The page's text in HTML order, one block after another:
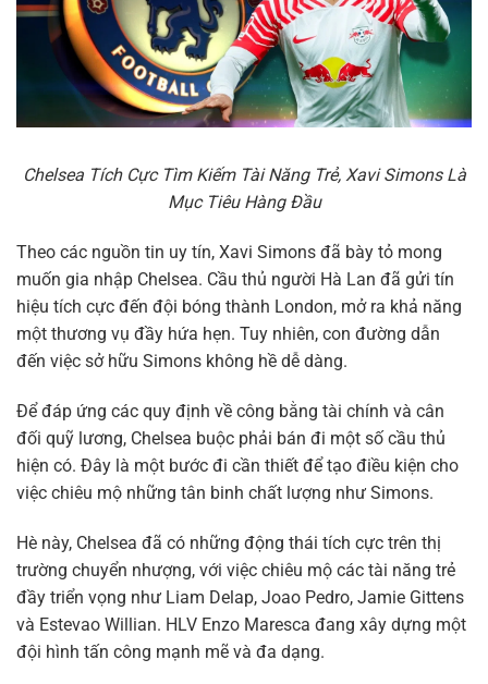
Chelsea Tích Cực Tìm Kiếm Tài Năng Trẻ, Xavi Simons Là
Mục Tiêu Hàng Đầu
Theo các nguồn tin uy tín, Xavi Simons đã bày tỏ mong
muốn gia nhập Chelsea. Cầu thủ người Hà Lan đã gửi tín
hiệu tích cực đến đội bóng thành London, mở ra khả năng
một thương vụ đầy hứa hẹn. Tuy nhiên, con đường dẫn
đến việc sở hữu Simons không hề dễ dàng.
Để đáp ứng các quy định về công bằng tài chính và cân
đối quỹ lương, Chelsea buộc phải bán đi một số cầu thủ
hiện có. Đây là một bước đi cần thiết để tạo điều kiện cho
việc chiêu mộ những tân binh chất lượng như Simons.
Hè này, Chelsea đã có những động thái tích cực trên thị
trường chuyển nhượng, với việc chiêu mộ các tài năng trẻ
đầy triển vọng như Liam Delap, Joao Pedro, Jamie Gittens
và Estevao Willian. HLV Enzo Maresca đang xây dựng một
đội hình tấn công mạnh mẽ và đa dạng.